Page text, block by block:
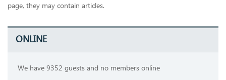
page, they may contain articles.
ONLINE
We have 9352 guests and no members online